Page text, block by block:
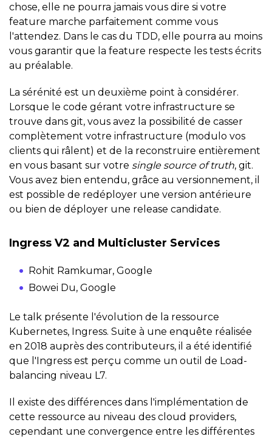
chose, elle ne pourra jamais vous dire si votre
feature marche parfaitement comme vous
l'attendez. Dans le cas du TDD, elle pourra au moins
vous garantir que la feature respecte les tests écrits
au préalable.
La sérénité est un deuxième point à considérer.
Lorsque le code gérant votre infrastructure se
trouve dans git, vous avez la possibilité de casser
complètement votre infrastructure (modulo vos
clients qui râlent) et de la reconstruire entièrement
en vous basant sur votre single source of truth, git.
Vous avez bien entendu, grâce au versionnement, il
est possible de redéployer une version antérieure
ou bien de déployer une release candidate.
Ingress V2 and Multicluster Services
Rohit Ramkumar, Google
Bowei Du, Google
Le talk présente l'évolution de la ressource
Kubernetes, Ingress. Suite à une enquête réalisée
en 2018 auprès des contributeurs, il a été identifié
que l'Ingress est perçu comme un outil de Load-
balancing niveau L7.
Il existe des différences dans l'implémentation de
cette ressource au niveau des cloud providers,
cependant une convergence entre les différentes